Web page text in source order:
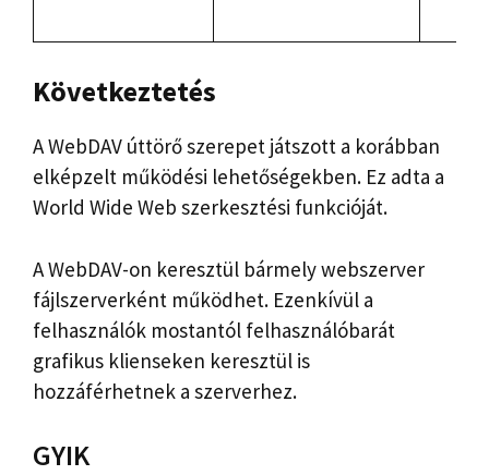
Következtetés
A WebDAV úttörő szerepet játszott a korábban
elképzelt működési lehetőségekben. Ez adta a
World Wide Web szerkesztési funkcióját.
A WebDAV-on keresztül bármely webszerver
fájlszerverként működhet. Ezenkívül a
felhasználók mostantól felhasználóbarát
grafikus klienseken keresztül is
hozzáférhetnek a szerverhez.
GYIK